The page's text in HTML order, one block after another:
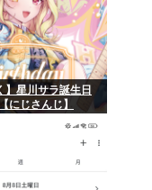
】星川サラ誕生日
にじさんじ】